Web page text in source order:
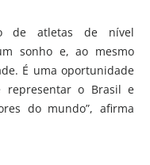
de atletas de nível
sonho e, ao mesmo
É uma oportunidade
representar o Brasil e
do mundo”, afirma